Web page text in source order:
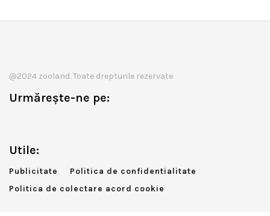
@2024 zooland. Toate drepturile rezervate
Urmărește-ne pe:
Utile:
Publicitate
Politica de confidentialitate
Politica de colectare acord cookie